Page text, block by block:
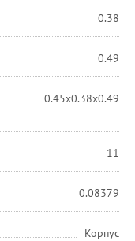
0.38
0.49
0.45x0.38x0.49
11
0.08379
Корпус